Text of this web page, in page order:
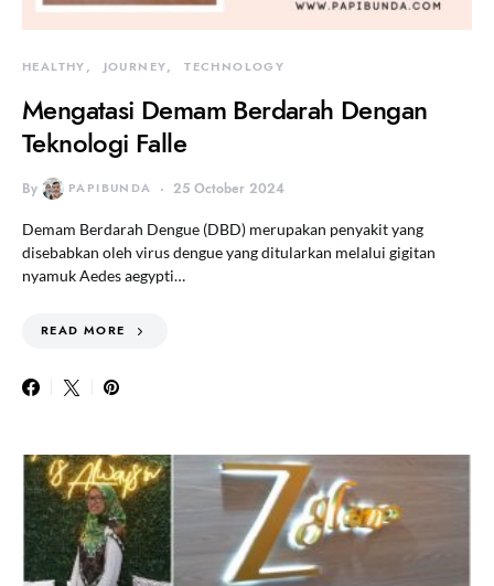
HEALTHY JOURNEY TECHNOLOGY
Mengatasi Demam Berdarah Dengan
Teknologi Falle
By PAPIBUNDA 25 October 2024
Demam Berdarah Dengue (DBD) merupakan penyakit yang
disebabkan oleh virus dengue yang ditularkan melalui gigitan
nyamuk Aedes aegypti…
READ MORE